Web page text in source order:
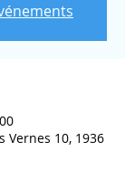
Vernes 10, 1936